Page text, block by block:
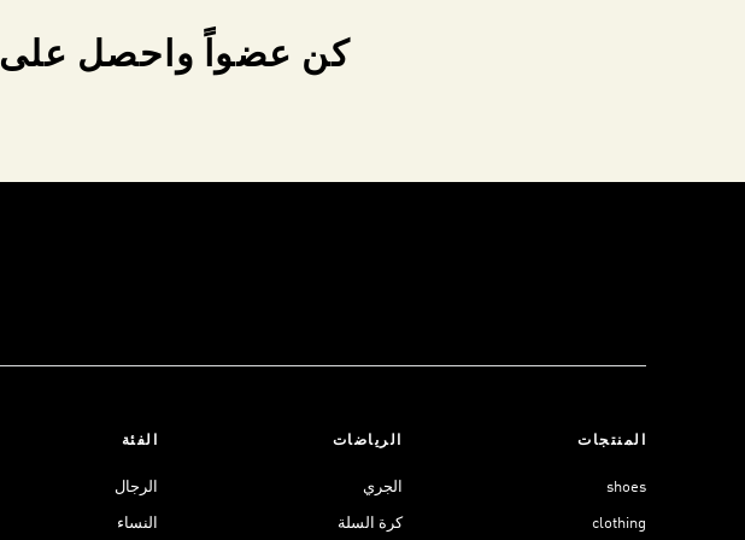
كن عضواً واحصل على
المنتجات
shoes
clothing
الرياضات
الجري
كرة السلة
الفئة
الرجال
النساء